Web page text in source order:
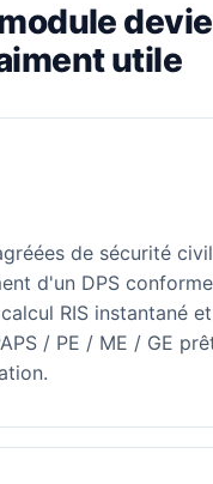
utile
de sécurité
d'un DPS
RIS instantané et
/ PE / ME / GE